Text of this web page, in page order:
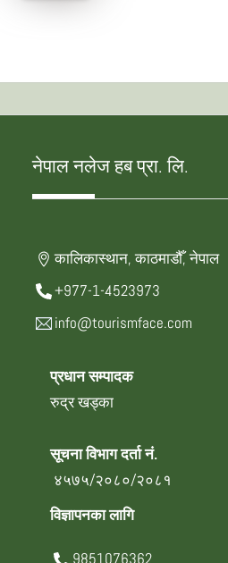
नेपाल नलेज हब प्रा. लि.
कालिकास्थान, काठमाडौँ, नेपाल
+977-1-4523973
info@tourismface.com
प्रधान सम्पादक
रुद्र खड्का
सूचना विभाग दर्ता नं.
४५७५/२०८०/२०८१
विज्ञापनका लागि
9851076362